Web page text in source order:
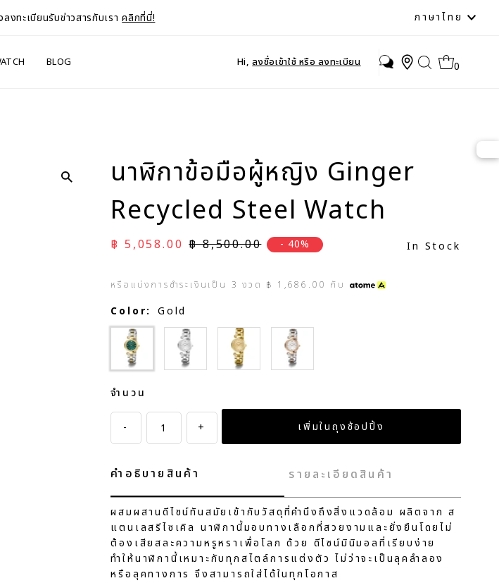
งทะเบียนรับข่าวสารกับเราคลิกที่นี่! ภาษา
ภาษาไทย
BLOG Hi,ลงชื่อเข้าใช้ หรือ ลงทะเบียน 0
นาฬิกาข้อมือผู้หญิง Ginger
Recycled Steel Watch
ราคาลด
฿ 5,058.00 ราคาปกติ
฿ 8,500.00 - 40% In Stock
หรือแบ่งการชำระเงินเป็น 3 งวด ฿ 1,686.00 กับ
Color: Gold
Silver Gold Multi Color
จำนวน
- +
คำอธิบายสินค้า รายละเอียดสินค้า
ผสมผสานดีไซน์ทันสมัยเข้ากับวัสดุที่คำนึงถึงสิ่งแวดล้อม ผลิตจาก ส
แตนเลสรีไซเคิล นาฬิกานี้มอบทางเลือกที่สวยงามและยั่งยืนโดยไม่
ต้องเสียสละความหรูหราเพื่อโลก ด้วย ดีไซน์มินิมอลที่เรียบง่าย
ทำให้นาฬิกานี้เหมาะกับทุกสไตล์การแต่งตัว ไม่ว่าจะเป็นลุคลำลอง
หรือลุคทางการ จึงสามารถใส่ได้ในทุกโอกาส